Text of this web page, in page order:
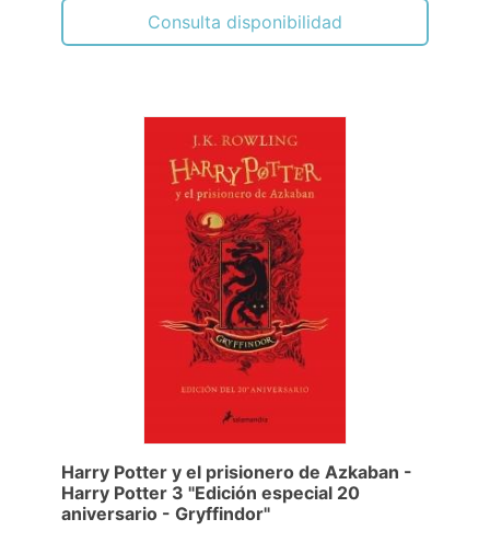
Consulta disponibilidad
Harry Potter y el prisionero de Azkaban -
Harry Potter 3 "Edición especial 20
aniversario - Gryffindor"